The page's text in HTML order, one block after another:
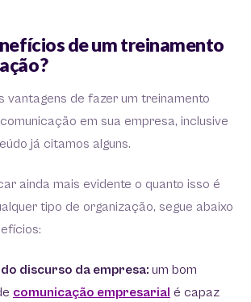
de um treinamento
vantagens de fazer um treinamento
em sua empresa, inclusive
já citamos alguns.
ainda mais evidente o quanto isso é
tipo de organização, segue abaixo
discurso da empresa: um bom
comunicação empresarial é capaz